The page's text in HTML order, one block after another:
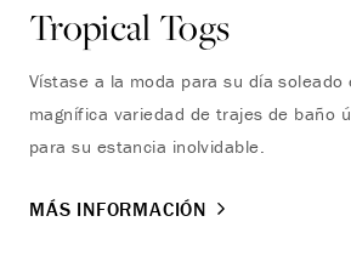
Tropical Togs
Vístase a la moda para su día soleado
magnífica variedad de trajes de baño
para su estancia inolvidable.
MÁS INFORMACIÓN